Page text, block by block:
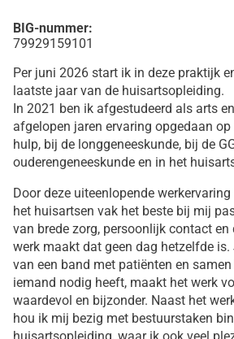
BIG-nummer:
79929159101
Per juni 2026 start ik in deze praktijk
laatste jaar van de huisartsopleiding.
In 2021 ben ik afgestudeerd als arts
afgelopen jaren ervaring opgedaan
hulp, bij de longgeneeskunde, bij de
ouderengeneeskunde en in het
Door deze uiteenlopende
het huisartsen vak het beste bij mij
van brede zorg, persoonlijk contact
werk maakt dat geen dag hetzelfde
van een band met patiënten en
iemand nodig heeft, maakt het werk
waardevol en bijzonder. Naast het
hou ik mij bezig met bestuurstaken